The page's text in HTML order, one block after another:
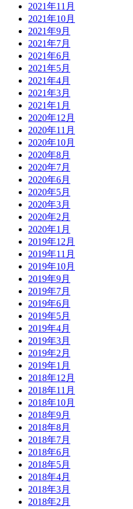
2021年11月
2021年10月
2021年9月
2021年7月
2021年6月
2021年5月
2021年4月
2021年3月
2021年1月
2020年12月
2020年11月
2020年10月
2020年8月
2020年7月
2020年6月
2020年5月
2020年3月
2020年2月
2020年1月
2019年12月
2019年11月
2019年10月
2019年9月
2019年7月
2019年6月
2019年5月
2019年4月
2019年3月
2019年2月
2019年1月
2018年12月
2018年11月
2018年10月
2018年9月
2018年8月
2018年7月
2018年6月
2018年5月
2018年4月
2018年3月
2018年2月